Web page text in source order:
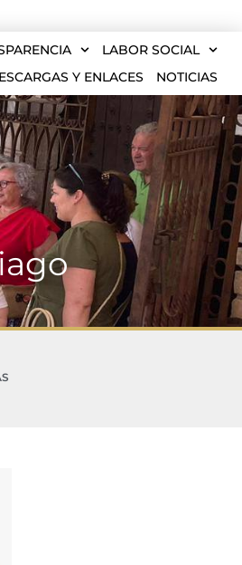
LABOR SOCIAL
Y ENLACES
NOTICIAS